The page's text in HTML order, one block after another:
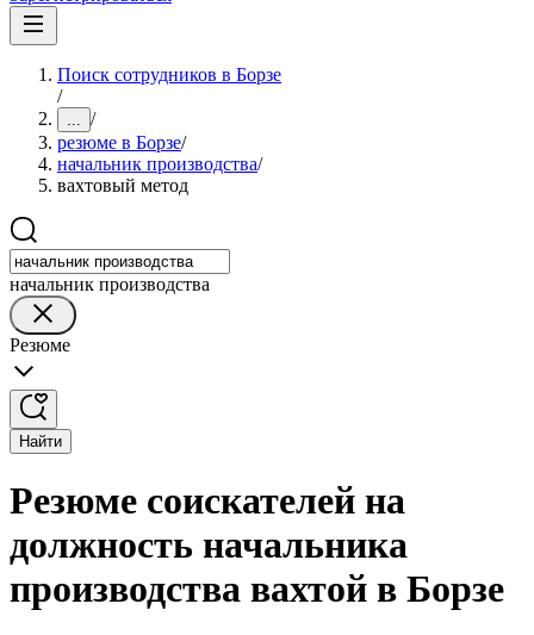
Поиск сотрудников в Борзе
/
... /
резюме в Борзе/
начальник производства/
вахтовый метод
начальник производства
Резюме
Найти
Резюме соискателей на
должность начальника
производства вахтой в Борзе